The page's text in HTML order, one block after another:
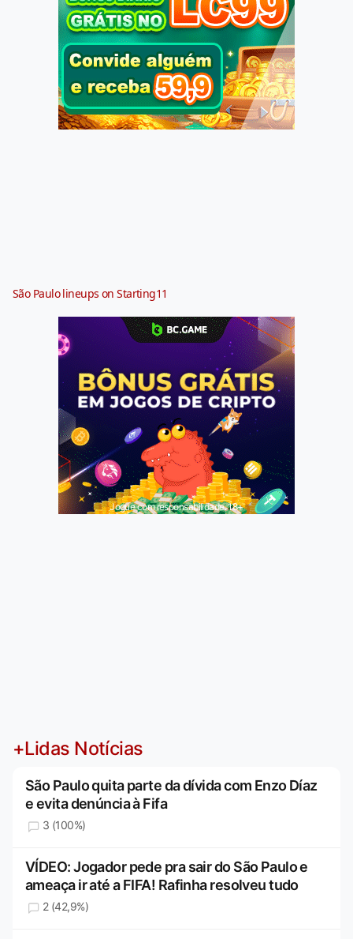
São Paulo lineups on Starting11
Jogue com responsabilidade. 18+
+Lidas Notícias
São Paulo quita parte da dívida com Enzo Díaz
e evita denúncia à Fifa
3 (100%)
VÍDEO: Jogador pede pra sair do São Paulo e
ameaça ir até a FIFA! Rafinha resolveu tudo
2 (42,9%)